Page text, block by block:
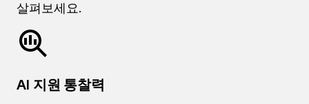
살펴보세요.
AI 지원 통찰력